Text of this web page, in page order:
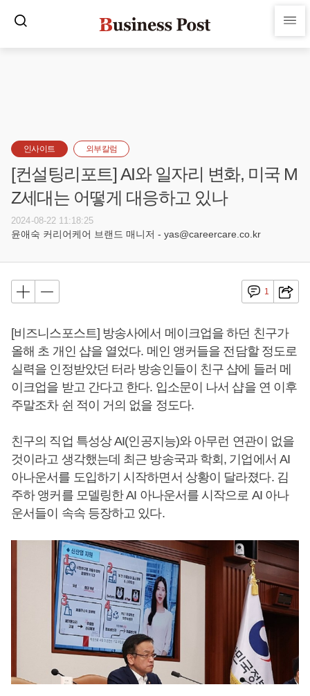
인사이트 외부칼럼
[컨설팅리포트] AI와 일자리 변화, 미국 M
Z세대는 어떻게 대응하고 있나
2024-08-22 11:18:25
윤애숙 커리어케어 브랜드 매니저 - yas@careercare.co.kr
1
[비즈니스포스트] 방송사에서 메이크업을 하던 친구가
올해 초 개인 샵을 열었다. 메인 앵커들을 전담할 정도로
실력을 인정받았던 터라 방송인들이 친구 샵에 들러 메
이크업을 받고 간다고 한다. 입소문이 나서 샵을 연 이후
주말조차 쉰 적이 거의 없을 정도다.
친구의 직업 특성상 AI(인공지능)와 아무런 연관이 없을
것이라고 생각했는데 최근 방송국과 학회, 기업에서 AI
아나운서를 도입하기 시작하면서 상황이 달라졌다. 김
주하 앵커를 모델링한 AI 아나운서를 시작으로 AI 아나
운서들이 속속 등장하고 있다.